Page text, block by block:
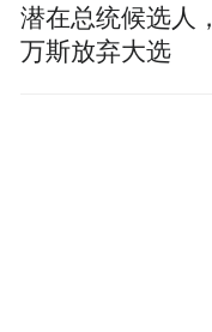
潜在总统候选人
万斯放弃大选